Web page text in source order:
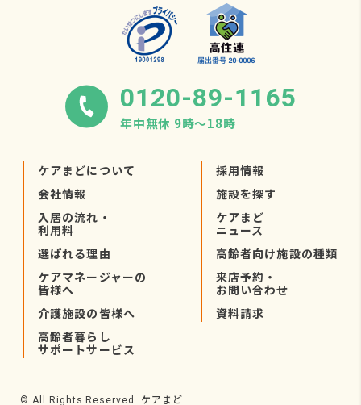
0120-89-1165
年中無休 9時〜18時
ケアまどについて
会社情報
入居の流れ・
利用料
選ばれる理由
ケアマネージャーの
皆様へ
介護施設の皆様へ
高齢者暮らし
サポートサービス
採用情報
施設を探す
ケアまど
ニュース
高齢者向け施設の種類
来店予約・
お問い合わせ
資料請求
© All Rights Reserved. ケアまど